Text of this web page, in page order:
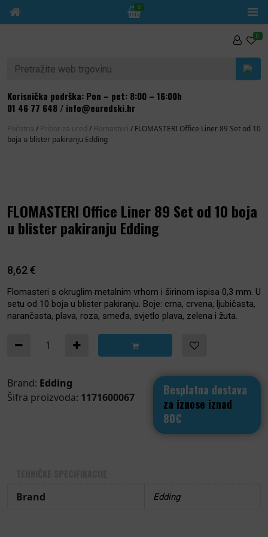
0
0
Pretraži:
Korisnička podrška: Pon – pet: 8:00 – 16:00h
01 46 77 648 / info@euredski.hr
Početna / Pribor za ured / Flomasteri / FLOMASTERI Office Liner 89 Set od 10
boja u blister pakiranju Edding
FLOMASTERI Office Liner 89 Set od 10 boja
u blister pakiranju Edding
8,62€
Flomasteri s okruglim metalnim vrhom i širinom ispisa 0,3 mm. U
setu od 10 boja u blister pakiranju. Boje: crna, crvena, ljubičasta,
narančasta, plava, roza, smeđa, svjetlo plava, zelena i žuta.
FLOMASTERI Office Liner 89 Set od 10 boja u
Brand: Edding
Šifra proizvoda: 1171600067
Besplatna dostava
za iznose iznad
80€
Brand
Edding